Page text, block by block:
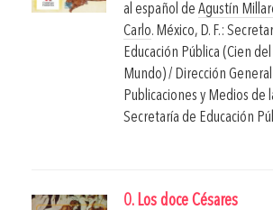
al español de Agustín
Carlo. México, D. F.:
Educación Pública (Cien del
Mundo) / Dirección
Publicaciones y Medios de
Secretaría de Educación
0. Los doce Césares